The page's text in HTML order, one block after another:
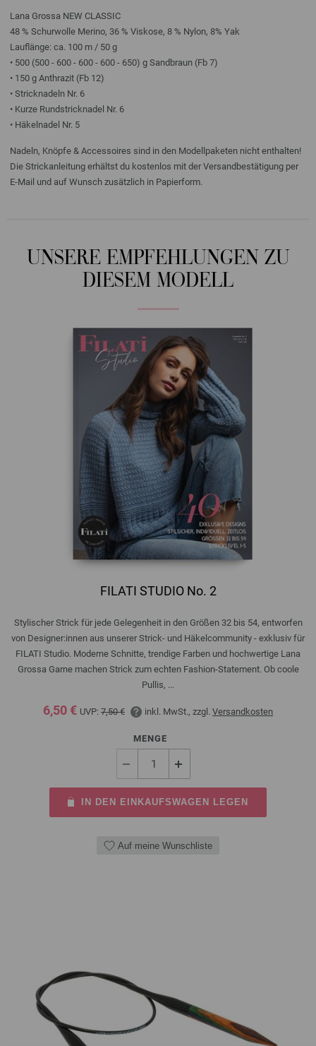
Lana Grossa NEW CLASSIC
48 % Schurwolle Merino, 36 % Viskose, 8 % Nylon, 8% Yak
Lauflänge: ca. 100 m / 50 g
• 500 (500 - 600 - 600 - 600 - 650) g Sandbraun (Fb 7)
• 150 g Anthrazit (Fb 12)
• Stricknadeln Nr. 6
• Kurze Rundstricknadel Nr. 6
• Häkelnadel Nr. 5
Nadeln, Knöpfe & Accessoires sind in den Modellpaketen nicht enthalten!
Die Strickanleitung erhältst du kostenlos mit der Versandbestätigung per
E-Mail und auf Wunsch zusätzlich in Papierform.
UNSERE EMPFEHLUNGEN ZU
DIESEM MODELL
FILATI STUDIO No. 2
Stylischer Strick für jede Gelegenheit in den Größen 32 bis 54, entworfen
von Designer:innen aus unserer Strick- und Häkelcommunity - exklusiv für
FILATI Studio. Moderne Schnitte, trendige Farben und hochwertige Lana
Grossa Garne machen Strick zum echten Fashion-Statement. Ob coole
Pullis, ...
6,50 € UVP: 7,50 € inkl. MwSt., zzgl. Versandkosten
MENGE
IN DEN EINKAUFSWAGEN LEGEN
Auf meine Wunschliste